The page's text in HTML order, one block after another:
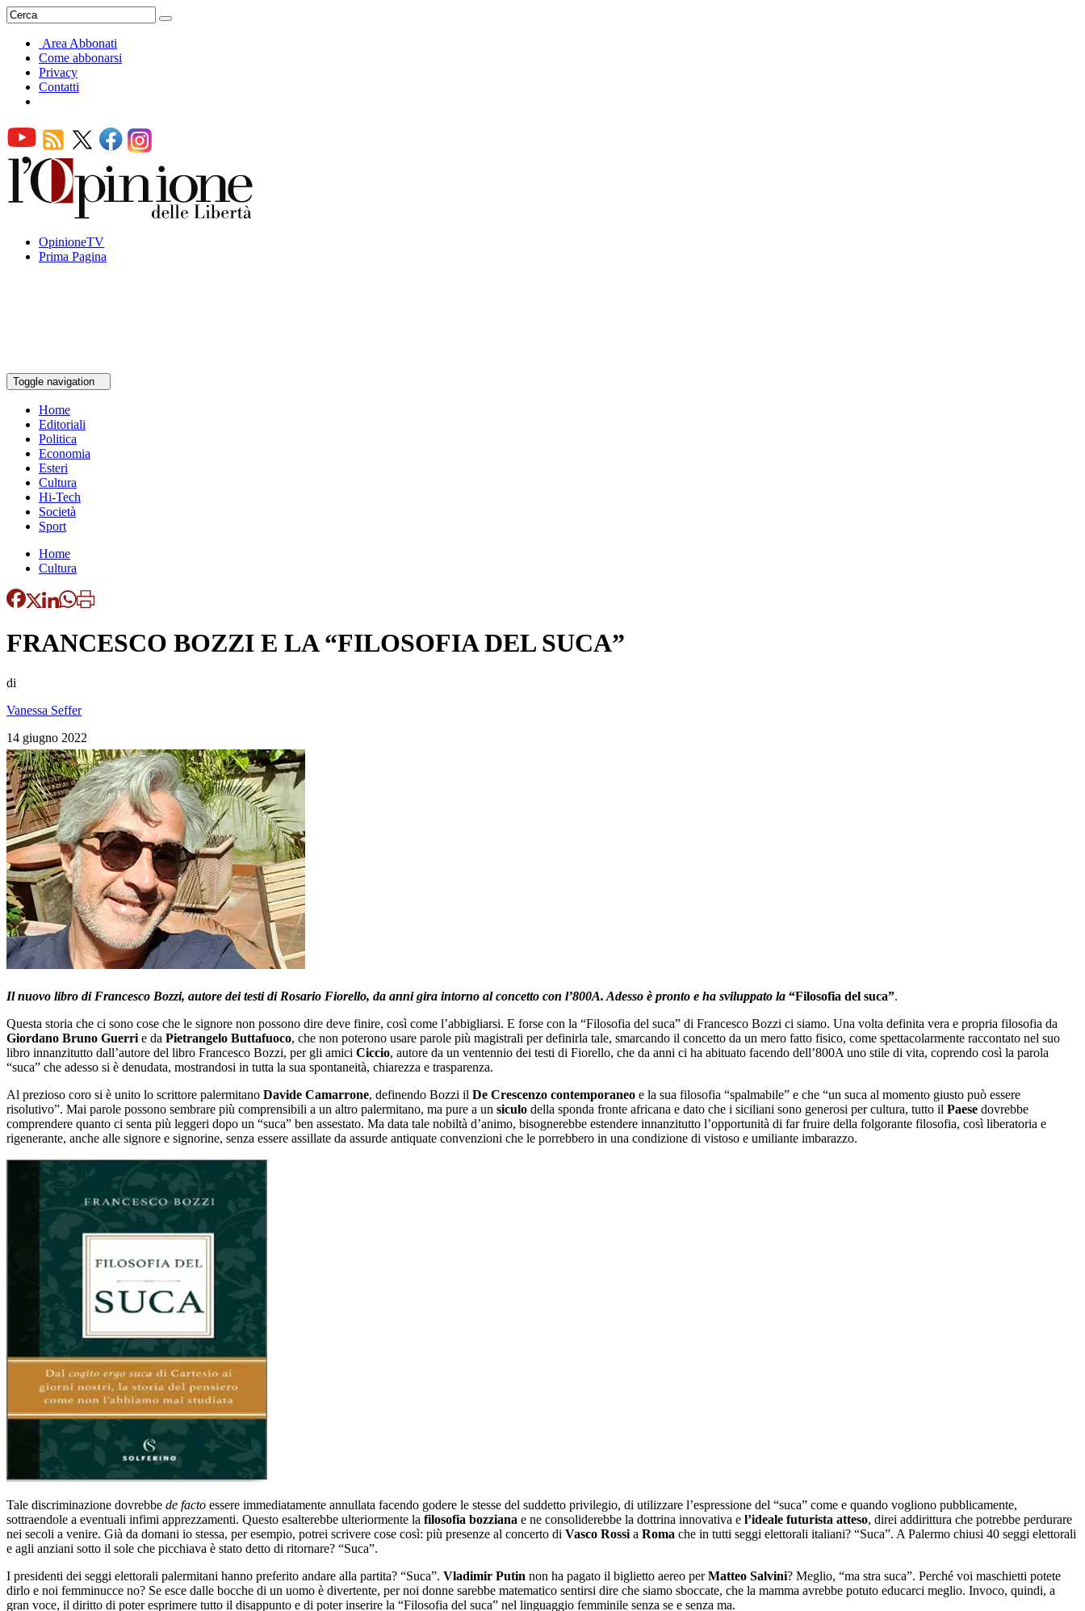
Area Abbonati
Come abbonarsi
Privacy
Contatti
OpinioneTV
Prima Pagina
Toggle navigation
Home
Editoriali
Politica
Economia
Esteri
Cultura
Hi-Tech
Società
Sport
Home
Cultura
FRANCESCO BOZZI E LA “FILOSOFIA DEL SUCA”
di
Vanessa Seffer
14 giugno 2022
Il nuovo libro di Francesco Bozzi, autore dei testi di Rosario Fiorello, da anni gira intorno al concetto con l’800A. Adesso è pronto e ha sviluppato la “Filosofia del suca”.
Questa storia che ci sono cose che le signore non possono dire deve finire, così come l’abbigliarsi. E forse con la “Filosofia del suca” di Francesco Bozzi ci siamo. Una volta definita vera e propria filosofia da
Giordano Bruno Guerri e da Pietrangelo Buttafuoco, che non poterono usare parole più magistrali per definirla tale, smarcando il concetto da un mero fatto fisico, come spettacolarmente raccontato nel suo
libro innanzitutto dall’autore del libro Francesco Bozzi, per gli amici Ciccio, autore da un ventennio dei testi di Fiorello, che da anni ci ha abituato facendo dell’800A uno stile di vita, coprendo così la parola
“suca” che adesso si è denudata, mostrandosi in tutta la sua spontaneità, chiarezza e trasparenza.
Al prezioso coro si è unito lo scrittore palermitano Davide Camarrone, definendo Bozzi il De Crescenzo contemporaneo e la sua filosofia “spalmabile” e che “un suca al momento giusto può essere
risolutivo”. Mai parole possono sembrare più comprensibili a un altro palermitano, ma pure a un siculo della sponda fronte africana e dato che i siciliani sono generosi per cultura, tutto il Paese dovrebbe
comprendere quanto ci senta più leggeri dopo un “suca” ben assestato. Ma data tale nobiltà d’animo, bisognerebbe estendere innanzitutto l’opportunità di far fruire della folgorante filosofia, così liberatoria e
rigenerante, anche alle signore e signorine, senza essere assillate da assurde antiquate convenzioni che le porrebbero in una condizione di vistoso e umiliante imbarazzo.
Tale discriminazione dovrebbe de facto essere immediatamente annullata facendo godere le stesse del suddetto privilegio, di utilizzare l’espressione del “suca” come e quando vogliono pubblicamente,
sottraendole a eventuali infimi apprezzamenti. Questo esalterebbe ulteriormente la filosofia bozziana e ne consoliderebbe la dottrina innovativa e l’ideale futurista atteso, direi addirittura che potrebbe perdurare
nei secoli a venire. Già da domani io stessa, per esempio, potrei scrivere cose così: più presenze al concerto di Vasco Rossi a Roma che in tutti seggi elettorali italiani? “Suca”. A Palermo chiusi 40 seggi elettorali
e agli anziani sotto il sole che picchiava è stato detto di ritornare? “Suca”.
I presidenti dei seggi elettorali palermitani hanno preferito andare alla partita? “Suca”. Vladimir Putin non ha pagato il biglietto aereo perMatteo Salvini? Meglio, “ma stra suca”. Perché voi maschietti potete
dirlo e noi femminucce no? Se esce dalle bocche di un uomo è divertente, per noi donne sarebbe matematico sentirsi dire che siamo sboccate, che la mamma avrebbe potuto educarci meglio. Invoco, quindi, a
gran voce, il diritto di poter esprimere tutto il disappunto e di poter inserire la “Filosofia del suca” nel linguaggio femminile senza se e senza ma.